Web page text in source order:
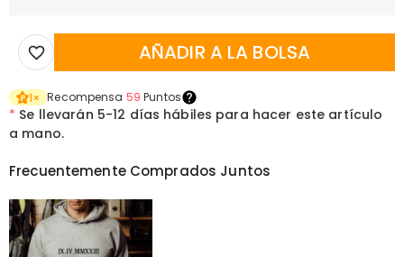
AÑADIR A LA BOLSA
1× Recompensa 59 Puntos
* Se llevarán 5-12 días hábiles para hacer este artículo
a mano.
Frecuentemente Comprados Juntos